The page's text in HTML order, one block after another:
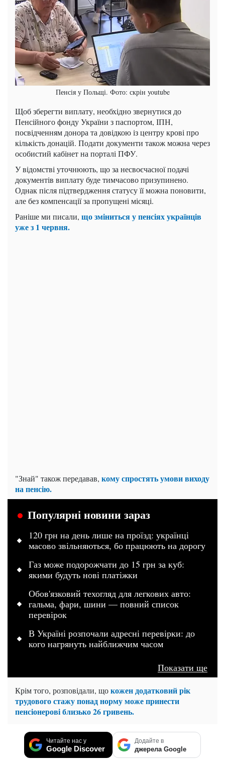
Пенсія у Польщі. Фото: скрін youtube
Щоб зберегти виплату, необхідно звернутися до
Пенсійного фонду України з паспортом, ІПН,
посвідченням донора та довідкою із центру крові про
кількість донацій. Подати документи також можна через
особистий кабінет на порталі ПФУ.
У відомстві уточнюють, що за несвоєчасної подачі
документів виплату буде тимчасово призупинено.
Однак після підтвердження статусу її можна поновити,
але без компенсації за пропущені місяці.
Раніше ми писали, що зміниться у пенсіях українців
уже з 1 червня.
"Знай" також передавав, кому спростять умови виходу
на пенсію.
Популярні новини зараз
120 грн на день лише на проїзд: українці
масово звільняються, бо працюють на дорогу
Газ може подорожчати до 15 грн за куб:
якими будуть нові платіжки
Обов'язковий техогляд для легкових авто:
гальма, фари, шини — повний список
перевірок
В Україні розпочали адресні перевірки: до
кого нагрянуть найближчим часом
Показати ще
Крім того, розповідали, щокожен додатковий рік
трудового стажу понад норму може принести
пенсіонерові близько 26 гривень.
Читайте нас у
Google Discover
Додайте в
джерела Google